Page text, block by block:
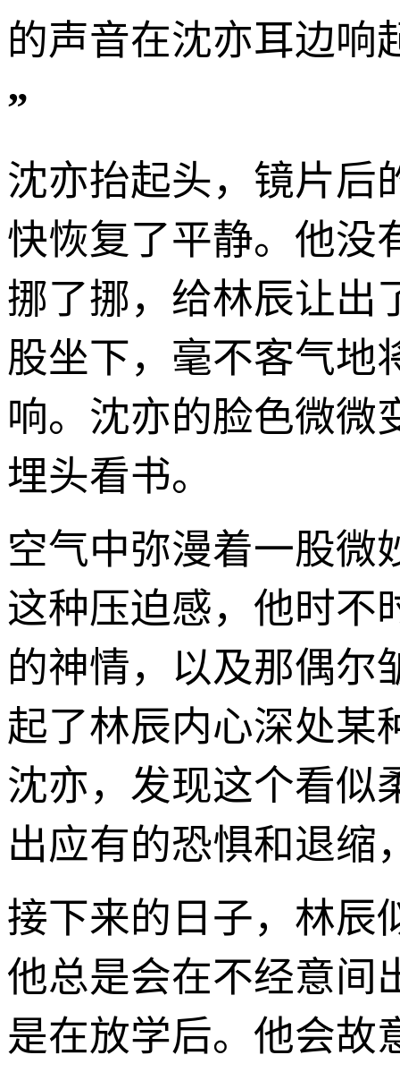
的声音在沈亦耳边响
”
沈亦抬起头，镜片后
快恢复了平静。他没
挪了挪，给林辰让出
股坐下，毫不客气地
响。沈亦的脸色微微
埋头看书。
空气中弥漫着一股微
这种压迫感，他时不
的神情，以及那偶尔
起了林辰内心深处某
沈亦，发现这个看似
出应有的恐惧和退缩
接下来的日子，林辰
他总是会在不经意间
是在放学后。他会故